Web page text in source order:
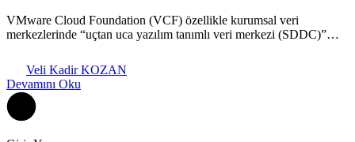
VMware Cloud Foundation (VCF) özellikle kurumsal veri
merkezlerinde “uçtan uca yazılım tanımlı veri merkezi (SDDC)”…
Veli Kadir KOZAN
Devamını Oku